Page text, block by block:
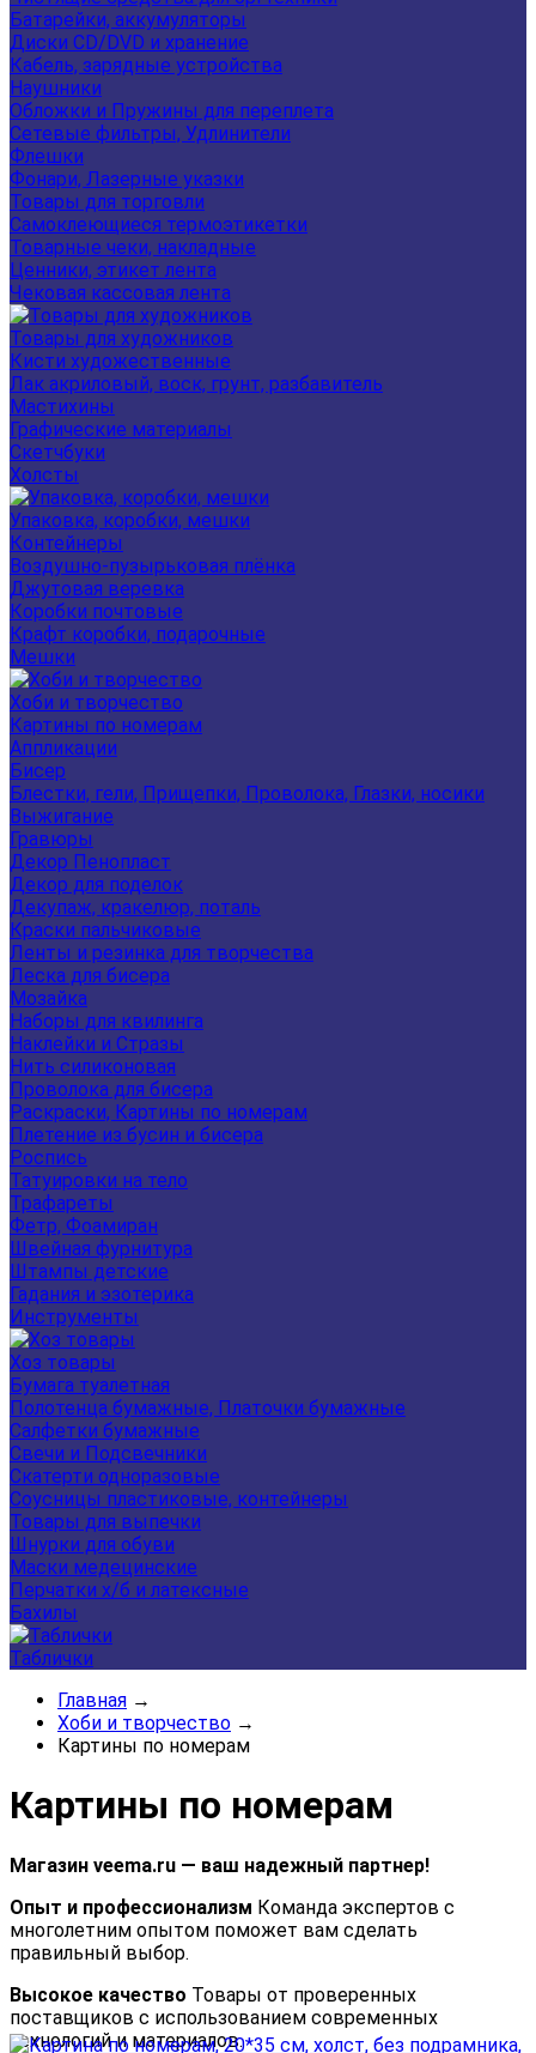
Батарейки, аккумуляторы
Диски CD/DVD и хранение
Кабель, зарядные устройства
Наушники
Обложки и Пружины для переплета
Сетевые фильтры, Удлинители
Флешки
Фонари, Лазерные указки
Товары для торговли
Самоклеющиеся термоэтикетки
Товарные чеки, накладные
Ценники, этикет лента
Чековая кассовая лента
Товары для художников
Кисти художественные
Лак акриловый, воск, грунт, разбавитель
Мастихины
Графические материалы
Скетчбуки
Холсты
Упаковка, коробки, мешки
Контейнеры
Воздушно-пузырьковая плёнка
Джутовая веревка
Коробки почтовые
Крафт коробки, подарочные
Мешки
Хоби и творчество
Картины по номерам
Аппликации
Бисер
Блестки, гели, Прищепки, Проволока, Глазки, носики
Выжигание
Гравюры
Декор Пенопласт
Декор для поделок
Декупаж, кракелюр, поталь
Краски пальчиковые
Ленты и резинка для творчества
Леска для бисера
Мозайка
Наборы для квилинга
Наклейки и Стразы
Нить силиконовая
Проволока для бисера
Раскраски, Картины по номерам
Плетение из бусин и бисера
Роспись
Татуировки на тело
Трафареты
Фетр, Фоамиран
Швейная фурнитура
Штампы детские
Гадания и эзотерика
Инструменты
Хоз товары
Бумага туалетная
Полотенца бумажные, Платочки бумажные
Салфетки бумажные
Свечи и Подсвечники
Скатерти одноразовые
Соусницы пластиковые, контейнеры
Товары для выпечки
Шнурки для обуви
Маски медецинские
Перчатки х/б и латексные
Бахилы
Таблички
Главная →
Хоби и творчество →
Картины по номерам
Картины по номерам
Магазин veema.ru — ваш надежный партнер!
Опыт и профессионализм Команда экспертов с
многолетним опытом поможет вам сделать
правильный выбор.
Высокое качество Товары от проверенных
поставщиков с использованием современных
технологий и материалов.